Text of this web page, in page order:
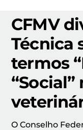
CFMV
Técnica
termos
O Conselho